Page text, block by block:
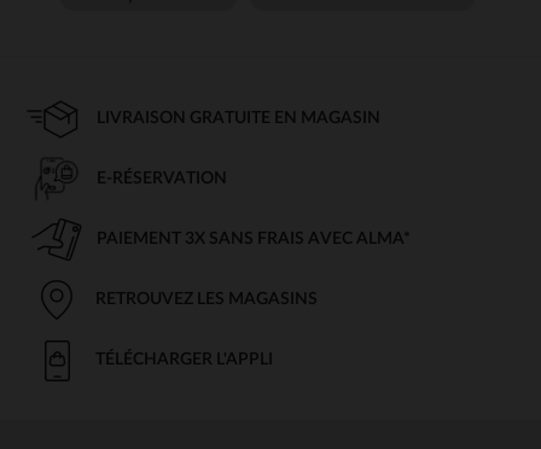
LIVRAISON GRATUITE EN MAGASIN
E-RÉSERVATION
PAIEMENT 3X SANS FRAIS AVEC ALMA*
RETROUVEZ LES MAGASINS
TÉLÉCHARGER L'APPLI